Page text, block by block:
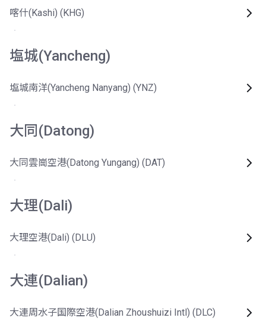
喀什(Kashi) (KHG)
塩城(Yancheng)
塩城南洋(Yancheng Nanyang) (YNZ)
大同(Datong)
大同雲崗空港(Datong Yungang) (DAT)
大理(Dali)
大理空港(Dali) (DLU)
大連(Dalian)
大連周水子国際空港(Dalian Zhoushuizi Intl) (DLC)